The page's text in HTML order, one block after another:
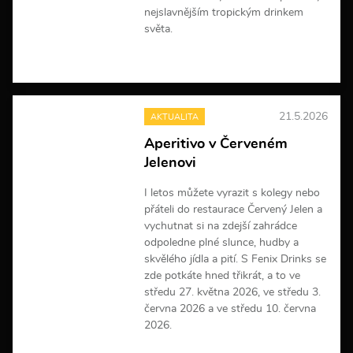
nejslavnějším tropickým drinkem
světa.
e
i
f
o
m
a
í
AKTUALITA 21.5.2026
Aperitivo v Červeném
Jelenovi
I letos můžete vyrazit s kolegy nebo
přáteli do restaurace Červený Jelen a
vychutnat si na zdejší zahrádce
odpoledne plné slunce, hudby a
skvělého jídla a pití. S Fenix Drinks se
zde potkáte hned třikrát, a to ve
středu 27. května 2026, ve středu 3.
června 2026 a ve středu 10. června
2026.